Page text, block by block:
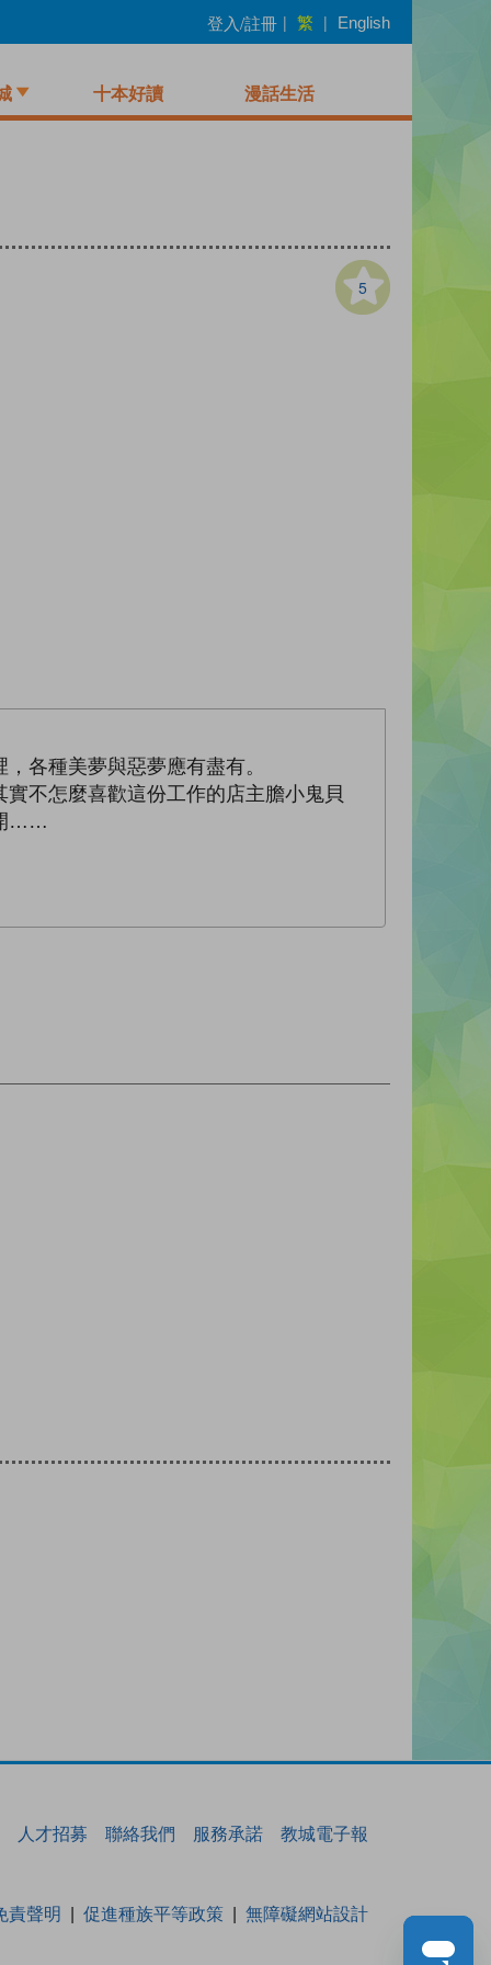
登入/註冊 | 繁 | English
十本好讀 漫話生活
5
各種美夢與惡夢應有盡有。
不怎麼喜歡這份工作的店主膽小鬼貝
……
人才招募 聯絡我們 服務承諾 教城電子報
責聲明 促進種族平等政策 無障礙網站設計